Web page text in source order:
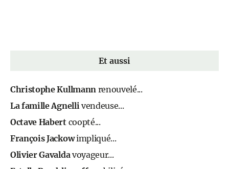
Et aussi
Christophe Kullmannrenouvelé...
La famille Agnellivendeuse...
Octave Habertcoopté...
François Jackowimpliqué...
Olivier Gavaldavoyageur...